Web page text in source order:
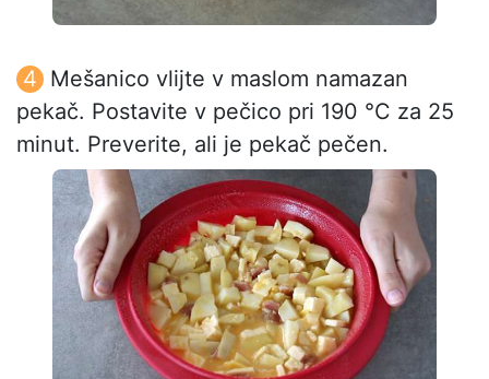
Mešanico vlijte v maslom namazan
pekač. Postavite v pečico pri 190 °C za 25
minut. Preverite, ali je pekač pečen.